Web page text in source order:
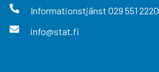
Informationstjänst 029 551 2220
info@stat.fi